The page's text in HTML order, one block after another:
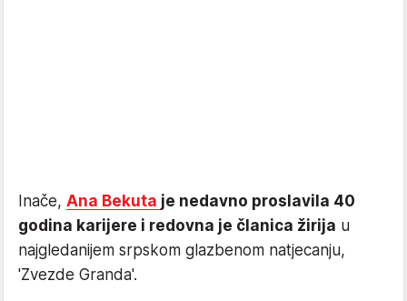
Inače, Ana Bekuta je nedavno proslavila 40
godina karijere i redovna je članica žirija u
najgledanijem srpskom glazbenom natjecanju,
'Zvezde Granda'.